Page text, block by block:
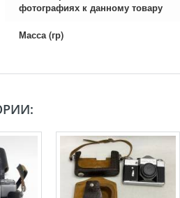
фотографиях к данному товару
Масса (гр)